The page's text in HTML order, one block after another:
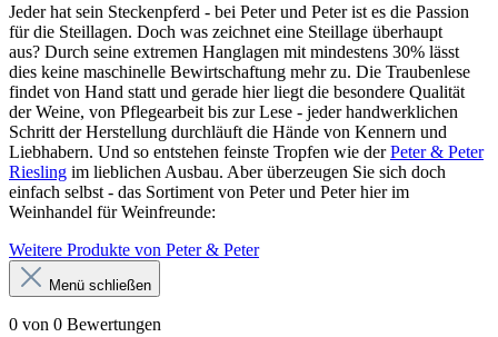
Jeder hat sein Steckenpferd - bei Peter und Peter ist es die Passion
für die Steillagen. Doch was zeichnet eine Steillage überhaupt
aus? Durch seine extremen Hanglagen mit mindestens 30% lässt
dies keine maschinelle Bewirtschaftung mehr zu. Die Traubenlese
findet von Hand statt und gerade hier liegt die besondere Qualität
der Weine, von Pflegearbeit bis zur Lese - jeder handwerklichen
Schritt der Herstellung durchläuft die Hände von Kennern und
Liebhabern. Und so entstehen feinste Tropfen wie derPeter & Peter
Riesling im lieblichen Ausbau. Aber überzeugen Sie sich doch
einfach selbst - das Sortiment von Peter und Peter hier im
Weinhandel für Weinfreunde:
Weitere Produkte von Peter & Peter
Menü schließen
0 von 0 Bewertungen